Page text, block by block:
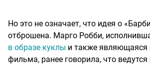
Но это не означает, что идея о
отброшена. Марго Робби,
в образе куклы и также
фильма, ранее говорила, что